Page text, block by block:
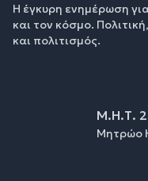
Η έγκυρη ενημέρωση
και τον κόσμο.
και πολιτισμός.
Μ.Η.Τ.
Μητρώο